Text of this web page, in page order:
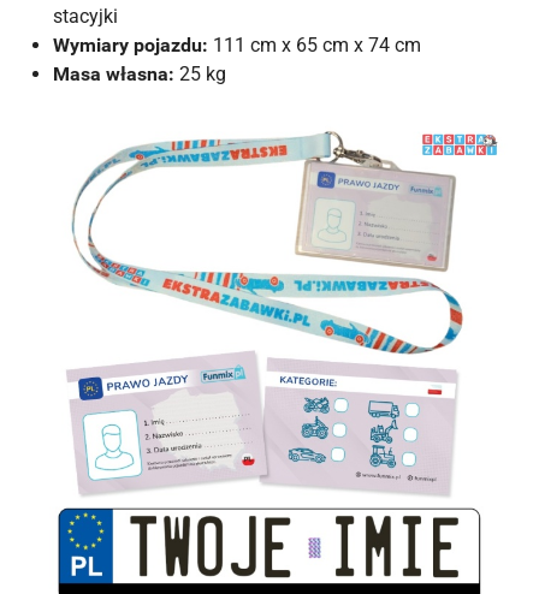
stacyjki
Wymiary pojazdu: 111 cm x 65 cm x 74 cm
Masa własna: 25 kg